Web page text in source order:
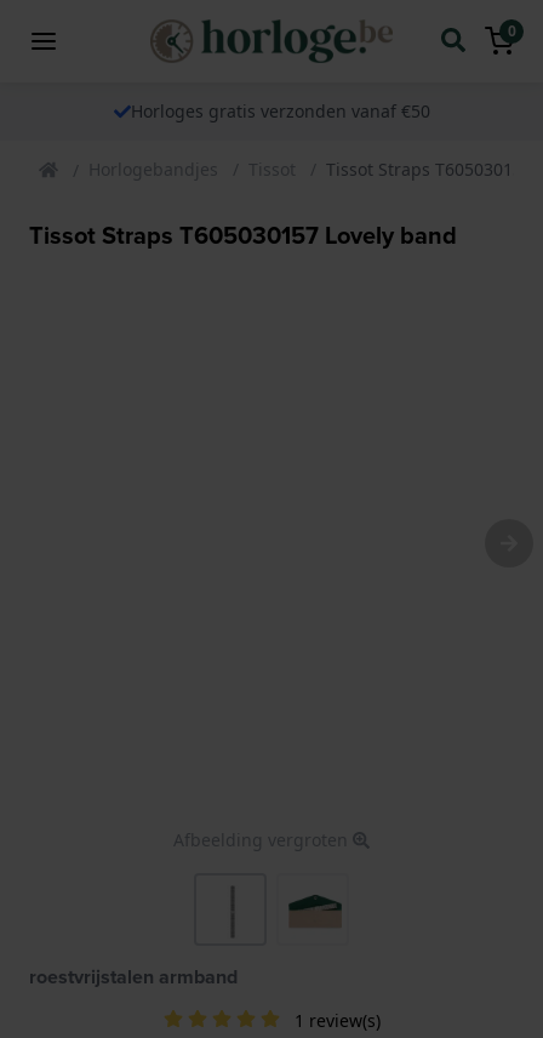
0
Horloges gratis verzonden vanaf €50
Horlogebandjes Tissot Tissot Straps T605030157
Tissot Straps T605030157 Lovely band
Afbeelding vergroten
roestvrijstalen armband
1 review(s)